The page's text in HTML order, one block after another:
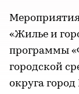
«Жилье и
программы
городской
округа